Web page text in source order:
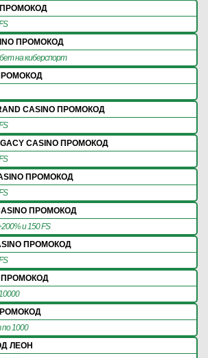
ПРОМОКОД
ПРОМОКОД
на киберспорт
CASINO ПРОМОКОД
CASINO ПРОМОКОД
ПРОМОКОД
ПРОМОКОД
и 150 FS
ПРОМОКОД
ПРОМОКОД
1000
ЛЕОН